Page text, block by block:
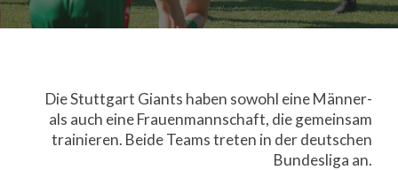
Die Stuttgart Giants haben sowohl eine Männer-
als auch eine Frauenmannschaft, die gemeinsam
trainieren. Beide Teams treten in der deutschen
Bundesliga an.